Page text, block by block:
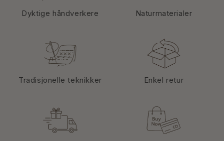
Dyktige håndverkere Naturmaterialer
Tradisjonelle teknikker Enkel retur